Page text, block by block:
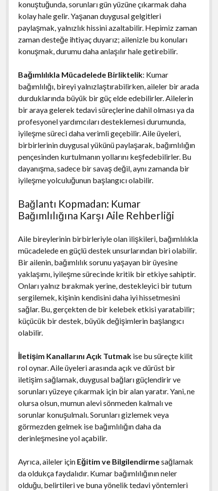
konuştuğunda, sorunları gün yüzüne çıkarmak daha
kolay hale gelir. Yaşanan duygusal gelgitleri
paylaşmak, yalnızlık hissini azaltabilir. Hepimiz zaman
zaman desteğe ihtiyaç duyarız; ailenizle bu konuları
konuşmak, durumu daha anlaşılır hale getirebilir.
Bağımlılıkla Mücadelede Birliktelik: Kumar
bağımlılığı, bireyi yalnızlaştırabilirken, aileler bir arada
durduklarında büyük bir güç elde edebilirler. Ailelerin
bir araya gelerek tedavi süreçlerine dahil olması ya da
profesyonel yardımcıları desteklemesi durumunda,
iyileşme süreci daha verimli geçebilir. Aile üyeleri,
birbirlerinin duygusal yükünü paylaşarak, bağımlılığın
pençesinden kurtulmanın yollarını keşfedebilirler. Bu
dayanışma, sadece bir savaş değil, aynı zamanda bir
iyileşme yolculuğunun başlangıcı olabilir.
Bağlantı Kopmadan: Kumar
Bağımlılığına Karşı Aile Rehberliği
Aile bireylerinin birbirleriyle olan ilişkileri, bağımlılıkla
mücadelede en güçlü destek unsurlarından biri olabilir.
Bir ailenin, bağımlılık sorunu yaşayan bir üyesine
yaklaşımı, iyileşme sürecinde kritik bir etkiye sahiptir.
Onları yalnız bırakmak yerine, destekleyici bir tutum
sergilemek, kişinin kendisini daha iyi hissetmesini
sağlar. Bu, gerçekten de bir kelebek etkisi yaratabilir;
küçücük bir destek, büyük değişimlerin başlangıcı
olabilir.
İletişim Kanallarını Açık Tutmakise bu süreçte kilit
rol oynar. Aile üyeleri arasında açık ve dürüst bir
iletişim sağlamak, duygusal bağları güçlendirir ve
sorunları yüzeye çıkarmak için bir alan yaratır. Yani, ne
olursa olsun, mumun alevi sönmeden kalmalı ve
sorunlar konuşulmalı. Sorunları gizlemek veya
görmezden gelmek ise bağımlılığın daha da
derinleşmesine yol açabilir.
Ayrıca, aileler için Eğitim ve Bilgilendirmesağlamak
da oldukça faydalıdır. Kumar bağımlılığının neler
olduğu, belirtileri ve buna yönelik tedavi yöntemleri